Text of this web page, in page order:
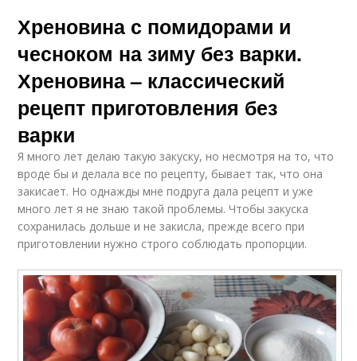
Хреновина с помидорами и
чесноком на зиму без варки.
Хреновина – классический
рецепт приготовления без
варки
Я много лет делаю такую закуску, но несмотря на то, что
вроде бы и делала все по рецепту, бывает так, что она
закисает. Но однажды мне подруга дала рецепт и уже
много лет я не знаю такой проблемы. Чтобы закуска
сохранилась дольше и не закисла, прежде всего при
приготовлении нужно строго соблюдать пропорции.